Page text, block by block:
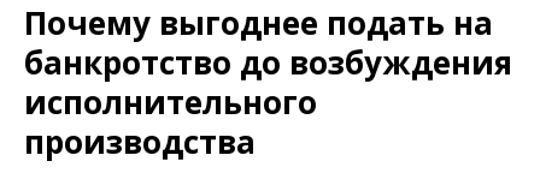
Почему выгоднее подать на
банкротство до возбуждения
исполнительного
производства